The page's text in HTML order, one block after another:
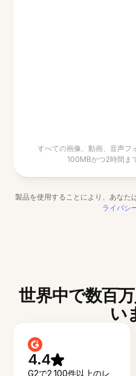
すべての画像、動画、音声フ
100MBかつ2時間ま
製品を使用することにより、あなた
ライバシ
世界中で数百
い
4.4
G2で2,100件以上のレ